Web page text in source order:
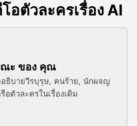
อตัวละครเรื่อง AI
ะ ของ คุณ
ธิบายวีรบุรุษ, คนร้าย, นักผจญ
ตัวละครในเรื่องเดิม